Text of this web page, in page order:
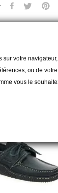
votre
ou de
vous le